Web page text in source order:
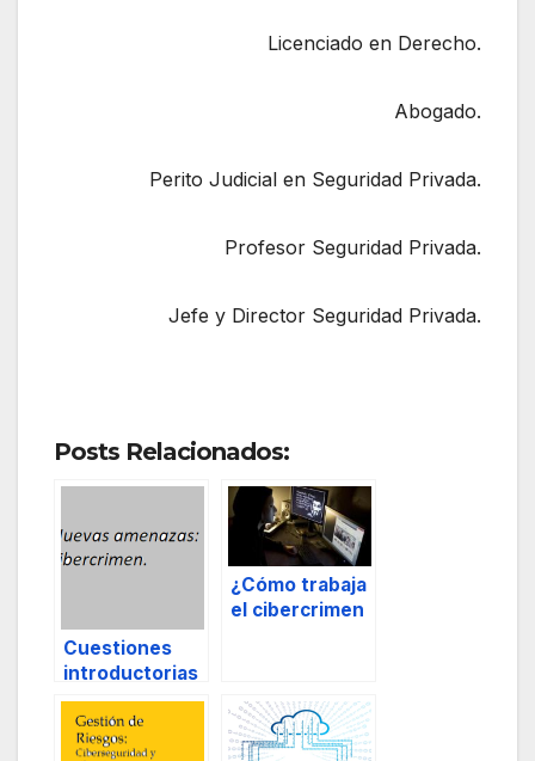
Licenciado en Derecho.
Abogado.
Perito Judicial en Seguridad Privada.
Profesor Seguridad Privada.
Jefe y Director Seguridad Privada.
Posts Relacionados:
Cuestiones
introductorias
a la
Cibersegurida
d.
¿Cómo trabaja
el cibercrimen